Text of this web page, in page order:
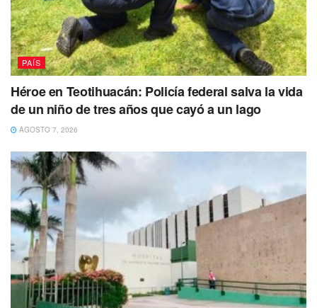
PAÍS
Héroe en Teotihuacán: Policía federal salva la vida
de un niño de tres años que cayó a un lago
AGOSTO 7, 2026